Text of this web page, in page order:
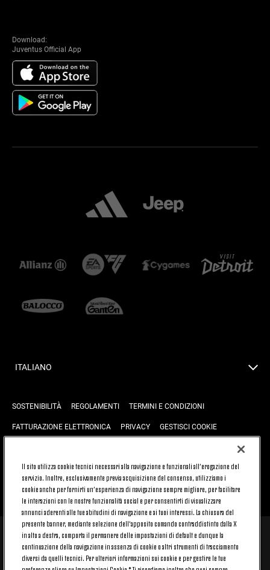
Download:
Juventus Official App
ITALIANO
SOSTENIBILITÀ REGOLAMENTI TERMINI E CONDIZIONI
FATTURAZIONE ELETTRONICA PRIVACY GESTISCI COOKIE
TORNA SU
© 2026 Juventus Football Club S.p.A.
Juventus Football Club S.p.A. Via Druento, 175 10151 Torino - Italia;
CONTACT CENTER (+39) 011.45.30.486. Il servizio è attivo dal lunedì al
Il sito utilizza cookie tecnici necessari alla navigazione e funzionali all’erogazione del
servizio. Inoltre, esclusivamente previa acquisizione del consenso, utilizziamo i
cookie anche per fornirti un’esperienza di navigazione sempre migliore, per facilitare
le interazioni con le nostre funzionalità social e per consentirti di visualizzare
annunci aderenti alle tue abitudini di navigazione e ai tuoi interessi. La chiusura del
presente banner, mediante selezione dell’apposito comando contraddistinto dalla X
in alto a destra, comporta il permanere delle impostazioni di default e dunque la
continuazione della navigazione in assenza di cookie o altri strumenti di tracciamento
diversi da quelli tecnici. Per ulteriori informazioni sui cookie e per gestire le tue